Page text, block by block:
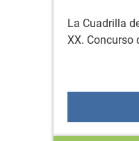
La Cuadrilla
XX. Concurso